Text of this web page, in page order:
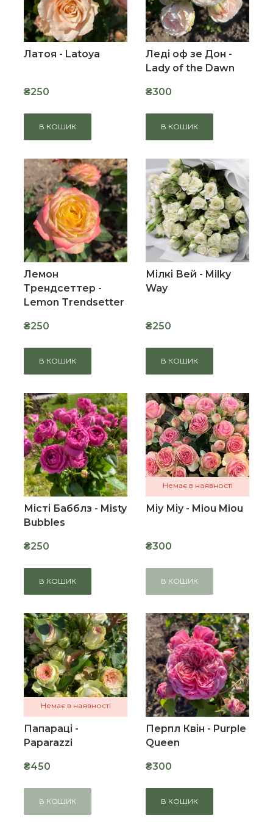
Латоя - Latoya
₴250
В КОШИК
Леді оф зе Дон -
Lady of the Dawn
₴300
В КОШИК
Лемон
Трендсеттер -
Lemon Trendsetter
₴250
В КОШИК
Мілкі Вей - Milky
Way
₴250
В КОШИК
Місті Бабблз - Misty
Bubbles
₴250
В КОШИК
Немає в наявності
Міу Міу - Miou Miou
₴300
В КОШИК
Немає в наявності
Папараці -
Paparazzi
₴450
В КОШИК
Перпл Квін - Purple
Queen
₴300
В КОШИК